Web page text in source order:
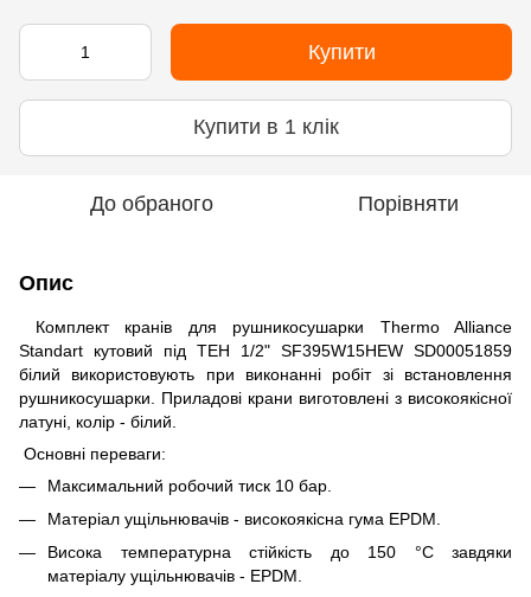
Купити
Купити в 1 клік
До обраного Порівняти
Опис
Комплект кранів для рушникосушарки Thermo Alliance
Standart кутовий під ТЕН 1/2" SF395W15HEW SD00051859
білий використовують при виконанні робіт зі встановлення
рушникосушарки. Приладові крани виготовлені з високоякісної
латуні, колір - білий.
Основні переваги:
Максимальний робочий тиск 10 бар.
Матеріал ущільнювачів - високоякісна гума EPDM.
Висока температурна стійкість до 150 °C завдяки
матеріалу ущільнювачів - EPDM.